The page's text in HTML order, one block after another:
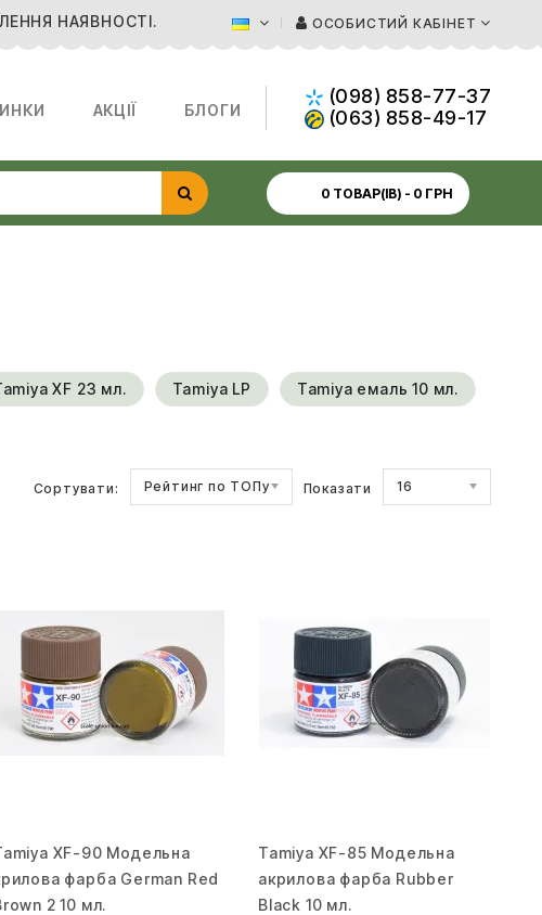
НАЯВНОСТІ. ОСОБИСТИЙ КАБІНЕТ
(098) 858-77-37
(063) 858-49-17
АКЦІЇ БЛОГИ
0 ТОВАР(ІВ) - 0 ГРН
XF 23 мл. Tamiya LP Tamiya емаль 10 мл.
Сортувати: Рейтинг по ТОПу Показати 16
XF-90 Модельна
фарба German Red
2 10 мл.
Tamiya XF-85 Модельна
акрилова фарба Rubber
Black 10 мл.